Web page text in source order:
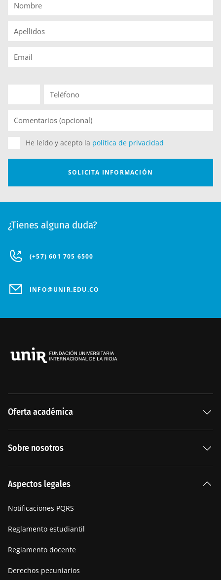
Brasil, Colombia, Costa Rica, Chile, Cuba, República
Honduras, México, Nicaragua, Panamá, Paraguay,
momento no serán en ningún caso acumulables a
¿Tienes alguna duda?
(+57) 601 705 6500
INFO@UNIR.EDU.CO
Oferta académica
Sobre nosotros
Manifiesto
Aspectos legales
Notificaciones PQRS
Reglamento estudiantil
Reglamento docente
Derechos pecuniarios